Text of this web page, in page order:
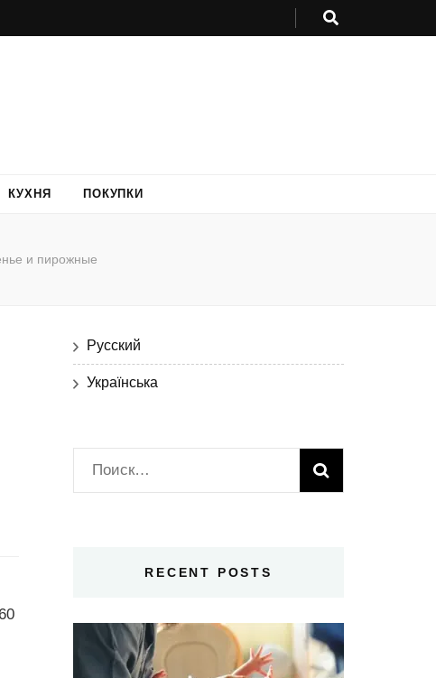
КУХНЯ ПОКУПКИ
и пирожные
Русский
Українська
Найти:
RECENT POSTS